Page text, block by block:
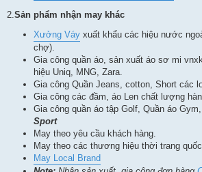
2.Sản phẩm nhận may khác
Xưởng Váy xuất khẩu các hiệu nước
chợ).
Gia công quần áo, sản xuất áo sơ mi
hiệu Uniq, MNG, Zara.
Gia công Quần Jeans, cotton, Short các
Gia công các đầm, áo Len chất lượng
Gia công quần áo tập Golf, Quần áo
Sport
May theo yêu cầu khách hàng.
May theo các thương hiệu thời trang quốc
May Local Brand